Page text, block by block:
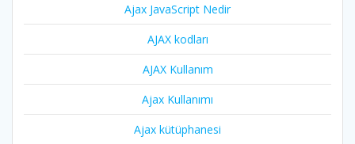
Ajax JavaScript Nedir
AJAX kodları
AJAX Kullanım
Ajax Kullanımı
Ajax kütüphanesi